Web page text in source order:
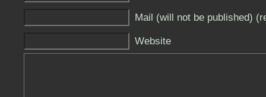
Mail (will not be published)
Website